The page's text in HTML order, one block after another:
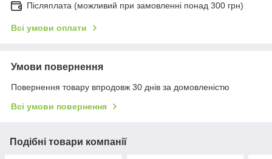
Післяплата (можливий при замовленні понад 300 грн)
Всі умови оплати
Умови повернення
Повернення товару впродовж 30 днів за домовленістю
Всі умови повернення
Подібні товари компанії